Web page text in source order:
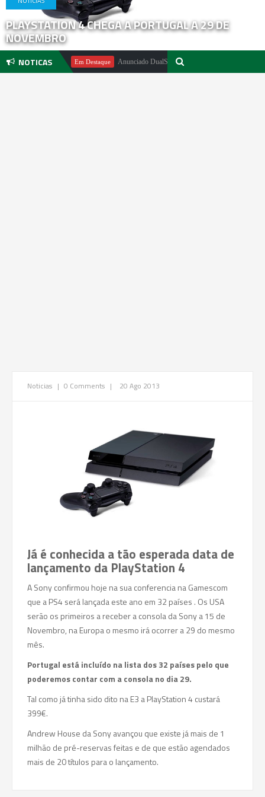
PLAYSTATION 4 CHEGA A PORTUGAL A 29 DE
NOVEMBRO
NOTICAS
Pachter Em Destaque Anunciado DualSense The Last of Us Limited Edition
Noticias | 0 Comments | 20 Ago 2013
Já é conhecida a tão esperada data de
lançamento da PlayStation 4
A Sony confirmou hoje na sua conferencia na Gamescom
que a PS4 será lançada este ano em 32 países . Os USA
serão os primeiros a receber a consola da Sony a 15 de
Novembro, na Europa o mesmo irá ocorrer a 29 do mesmo
mês.
Portugal está incluído na lista dos 32 países pelo que
poderemos contar com a consola no dia 29.
Tal como já tinha sido dito na E3 a PlayStation 4 custará
399€.
Andrew House da Sony avançou que existe já mais de 1
milhão de pré-reservas feitas e de que estão agendados
mais de 20 títulos para o lançamento.